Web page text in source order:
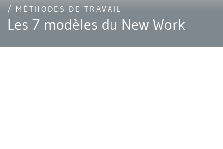
/ MÉTHODES DE TRAVAIL
Les 7 modèles du New Work